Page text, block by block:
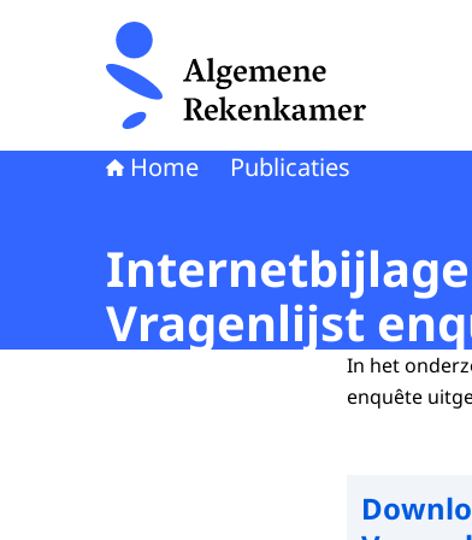
Naar de homepage van Algemene
Home Publicaties
Vragenlijst
In het
enquête